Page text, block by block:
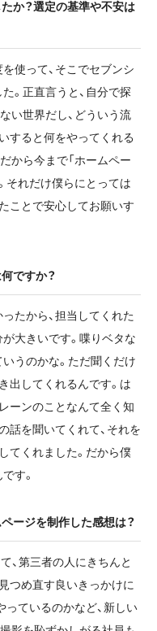
か？選定の基準や不安は
使って、そこでセブンシ
。正直言うと、自分で探
い世界だし、どういう流
すると何をやってくれる
から今まで「ホームペー
それだけ僕らにとっては
ことで安心してお願いす
ですか？
たから、担当してくれた
大きいです。喋りベタな
うのかな。ただ聞くだけ
出してくれるんです。は
ーンのことなんて全く知
話を聞いてくれて、それを
てくれました。だから僕
す。
ージを制作した感想は？
、第三者の人にきちんと
つめ直す良いきっかけに
っているのかなど、新しい